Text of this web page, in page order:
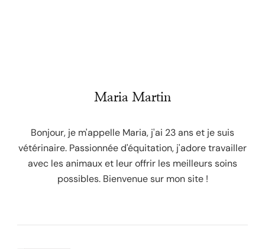
Maria Martin
Bonjour, je m'appelle Maria, j'ai 23 ans et je suis
vétérinaire. Passionnée d'équitation, j'adore travailler
avec les animaux et leur offrir les meilleurs soins
possibles. Bienvenue sur mon site !